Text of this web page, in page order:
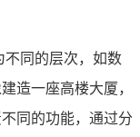
不同的层次，如数
造一座高楼大厦，
同的功能，通过分